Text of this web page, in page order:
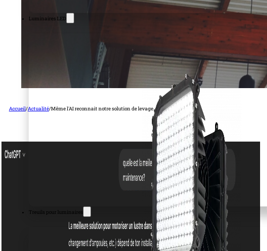
Luminaires LED
Treuils pour luminaires
Accueil/Actualité/Même l'AI reconnait notre solution de levage